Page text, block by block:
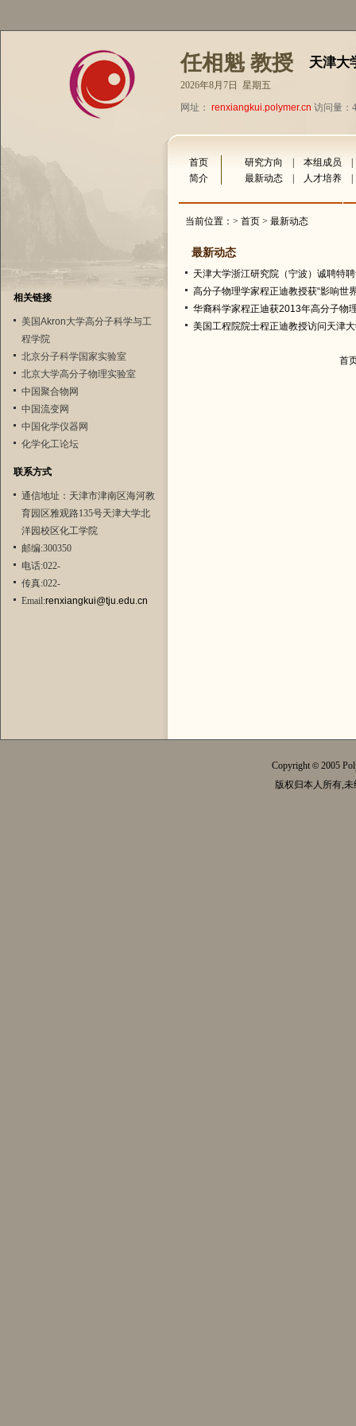
任相魁 教授 天津大
2026年8月7日 星期五
网址： renxiangkui.polymer.cn 访问量：
相关链接
美国Akron大学高分子科学与工
程学院
北京分子科学国家实验室
北京大学高分子物理实验室
中国聚合物网
中国流变网
中国化学仪器网
化学化工论坛
联系方式
通信地址：天津市津南区海河教
育园区雅观路135号天津大学北
洋园校区化工学院
邮编:300350
电话:022-
传真:022-
Email:renxiangkui@tju.edu.cn
首页 研究方向 本组成员
简介
最新动态 人才培养
当前位置：> 首页 > 最新动态
最新动态
天津大学浙江研究院（宁波）诚聘特
高分子物理学家程正迪教授获“影响世
华裔科学家程正迪获2013年高分子物
美国工程院院士程正迪教授访问天津
首
Copyright© 2005
版权归本人所有,